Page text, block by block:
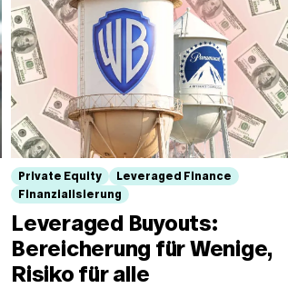
Private Equity
Leveraged Finance
Finanzialisierung
Leveraged Buyouts:
Bereicherung für Wenige,
Risiko für alle